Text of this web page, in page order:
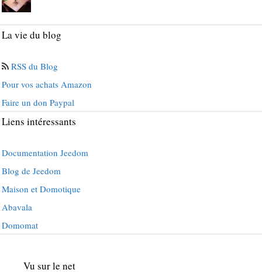
La vie du blog
RSS du Blog
Pour vos achats Amazon
Faire un don Paypal
Liens intéressants
Documentation Jeedom
Blog de Jeedom
Maison et Domotique
Abavala
Domomat
Vu sur le net